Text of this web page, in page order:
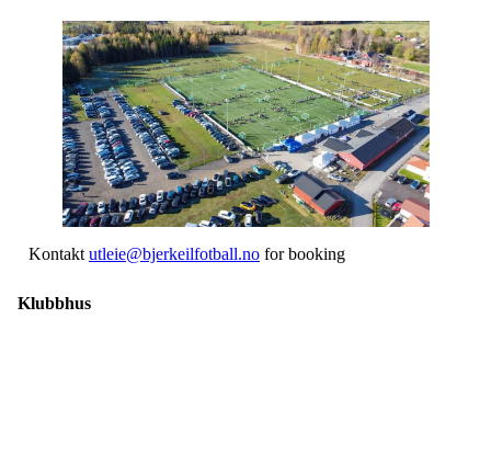
Kontakt utleie@bjerkeilfotball.no for booking
Klubbhus